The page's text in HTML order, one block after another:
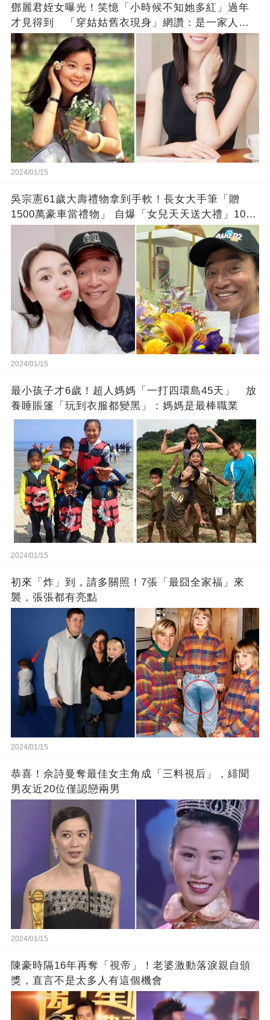
鄧麗君姪女曝光！笑憶「小時候不知她多紅」過年
才見得到 「穿姑姑舊衣現身」網讚：是一家人沒
錯!
2024/01/15
吳宗憲61歲大壽禮物拿到手軟！長女大手筆「贈
1500萬豪車當禮物」 自爆「女兒天天送大禮」10年
徒弟也不甘示弱!
2024/01/15
最小孩子才6歲！超人媽媽「一打四環島45天」 放
養睡賬篷「玩到衣服都變黑」：媽媽是最棒職業
2024/01/15
初來「炸」到，請多關照！7張「最囧全家福」來
襲，張張都有亮點
2024/01/15
恭喜！佘詩曼奪最佳女主角成「三料視后」，緋聞
男友近20位僅認戀兩男
2024/01/15
陳豪時隔16年再奪「視帝」！老婆激動落淚親自頒
獎，直言不是太多人有這個機會